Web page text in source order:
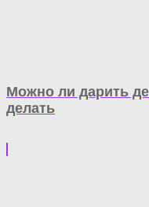
Можно ли дарить
делать